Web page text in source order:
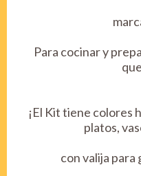
Para cocinar y
¡El Kit tiene colores
platos,
con valija para